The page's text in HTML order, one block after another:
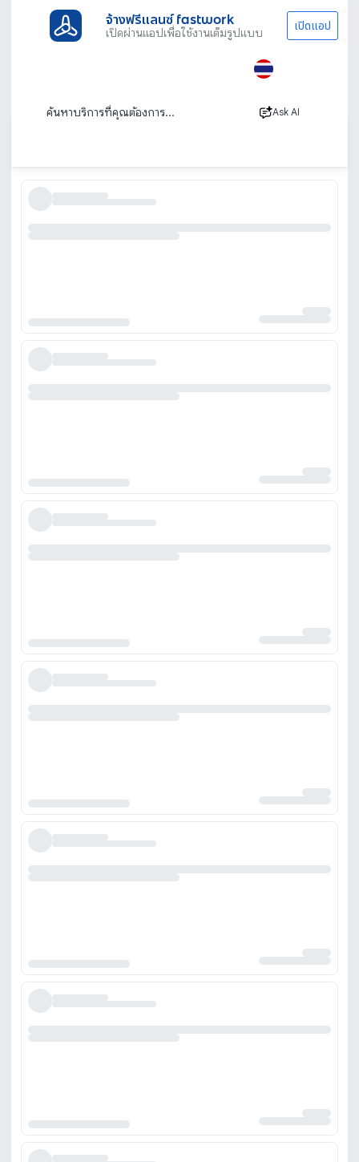
จ้างฟรีแลนซ์ fastwork
เปิดผ่านแอปเพื่อใช้งานเต็มรูปแบบ เปิดแอป
Ask AI
นายหน้า
นายหน้าขายบ้าน เอเจ้นท์ขายบ้าน สนใจจ้างนาย
หน้าขายบ้าน มีครบ